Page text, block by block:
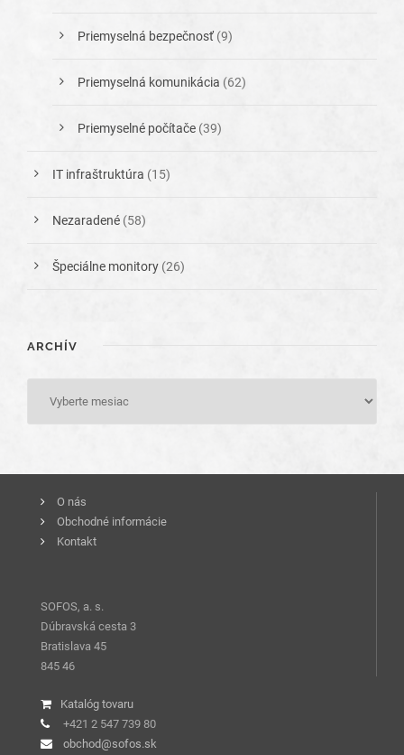
Priemyselná bezpečnosť (9)
Priemyselná komunikácia (62)
Priemyselné počítače (39)
IT infraštruktúra (15)
Nezaradené (58)
Špeciálne monitory (26)
ARCHÍV
O nás
Obchodné informácie
Kontakt
SOFOS, a. s.
Dúbravská cesta 3
Bratislava 45
845 46
Katalóg tovaru
+421 2 547 739 80
obchod@sofos.sk